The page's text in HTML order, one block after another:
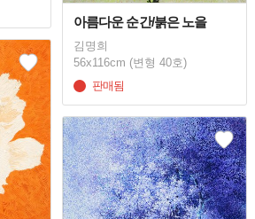
아름다운 순간/붉은 노을
김명희
56x116cm (변형 40호)
판매됨